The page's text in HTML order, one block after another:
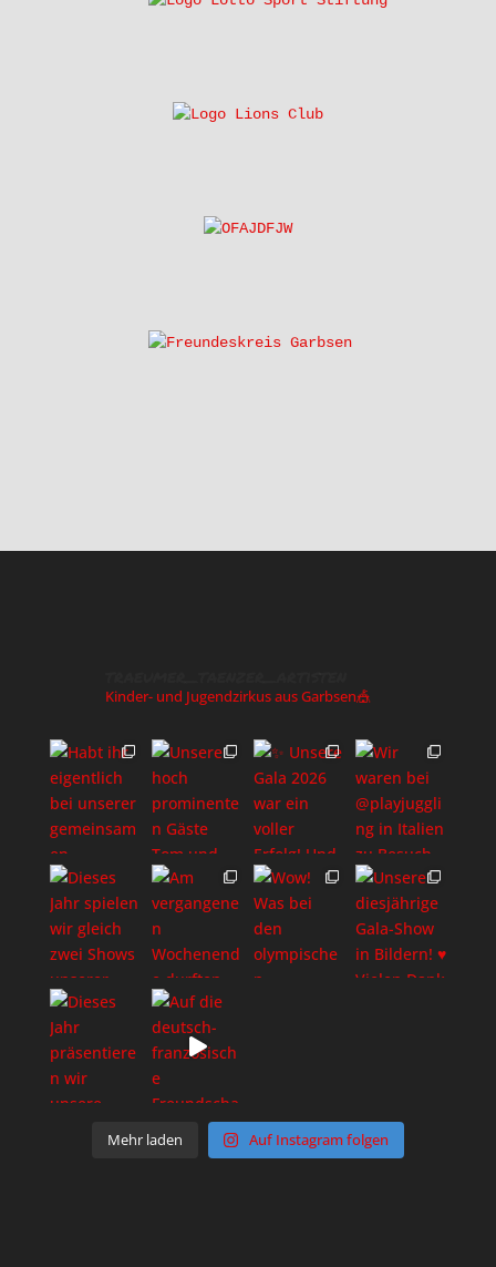
Kinder- und Jugendzirkus aus Garbsen🎪
Mehr laden Auf Instagram folgen